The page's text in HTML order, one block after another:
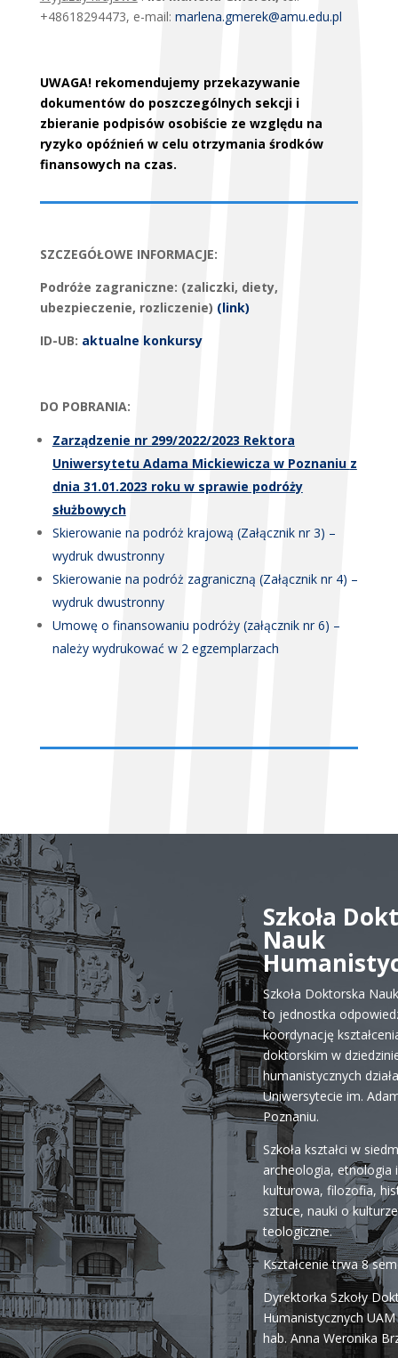
+48618294473, e-mail: marlena.gmerek@amu.edu.pl
UWAGA! rekomendujemy przekazywanie
dokumentów do poszczególnych sekcji i
zbieranie podpisów osobiście ze względu na
ryzyko opóźnień w celu otrzymania środków
finansowych na czas.
SZCZEGÓŁOWE INFORMACJE:
Podróże zagraniczne: (zaliczki, diety,
ubezpieczenie, rozliczenie) (link)
ID-UB: aktualne konkursy
DO POBRANIA:
Zarządzenie nr 299/2022/2023 Rektora
Uniwersytetu Adama Mickiewicza w Poznaniu z
dnia 31.01.2023 roku w sprawie podróży
służbowych
Skierowanie na podróż krajową (Załącznik nr 3) –
wydruk dwustronny
Skierowanie na podróż zagraniczną (Załącznik nr 4) –
wydruk dwustronny
Umowę o finansowaniu podróży (załącznik nr 6) –
należy wydrukować w 2 egzemplarzach
Szkoła
Nauk
Szkoła Doktorska
to jednostka
koordynację
doktorskim w
humanistycznych
Uniwersytecie im.
Poznaniu.
Szkoła kształci w
archeologia, etnologia
kulturowa, filozofia,
sztuce, nauki o
teologiczne.
Kształcenie trwa 8
Dyrektorka Szkoły
Humanistycznych
hab. Anna Weronika